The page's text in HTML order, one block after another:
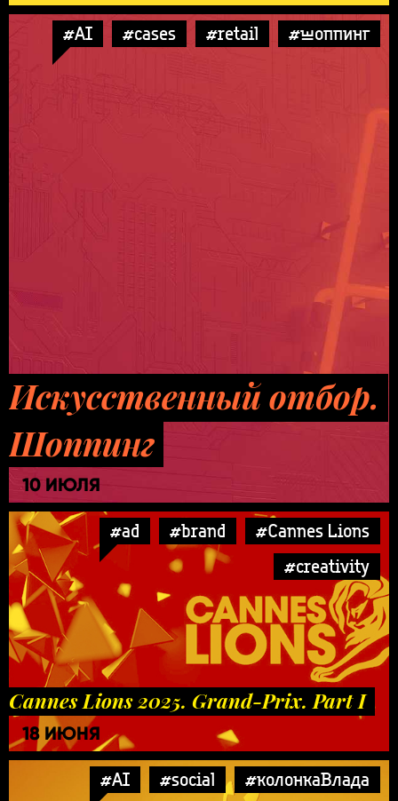
#AI #cases #retail #шоппинг
Искусственный отбор.
Шоппинг
10 ИЮЛЯ
#ad #brand
#Cannes Lions
#creativity
Cannes Lions 2025. Grand-Prix. Part I
18 ИЮНЯ
#AI #social
#колонкаВлада